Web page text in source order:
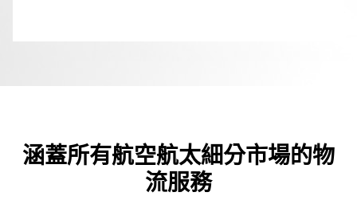
涵蓋所有航空航太細分市場的物
流服務